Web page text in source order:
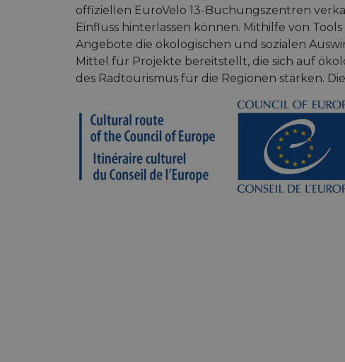
offiziellen EuroVelo 13-Buchungszentren
Einfluss hinterlassen können. Mithilfe von
Angebote die ökologischen und sozialen
Mittel für Projekte bereitstellt, die sich auf
des Radtourismus für die Regionen stärken.